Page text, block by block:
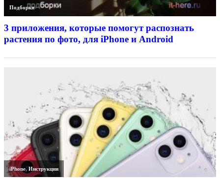
Подборки
3 приложения, которые помогут распознать
растения по фото, для iPhone и Android
iPhone,Инструкции